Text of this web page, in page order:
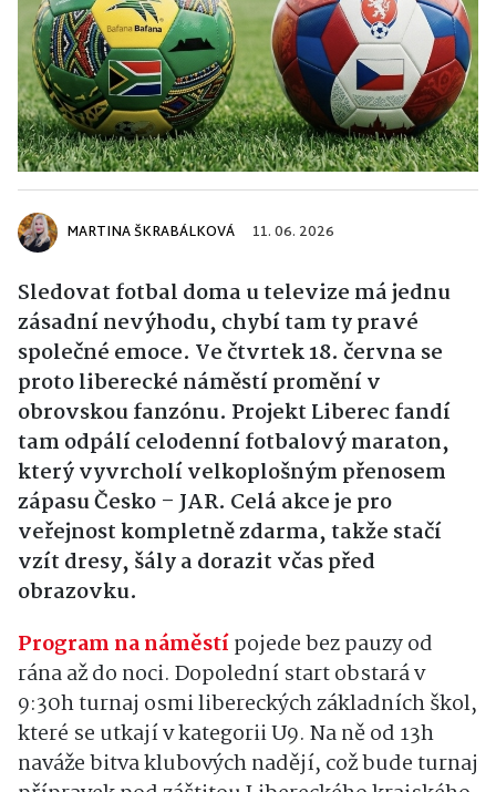
MARTINA ŠKRABÁLKOVÁ 11. 06. 2026
Sledovat fotbal doma u televize má jednu
zásadní nevýhodu, chybí tam ty pravé
společné emoce. Ve čtvrtek 18. června se
proto liberecké náměstí promění v
obrovskou fanzónu. Projekt Liberec fandí
tam odpálí celodenní fotbalový maraton,
který vyvrcholí velkoplošným přenosem
zápasu Česko – JAR. Celá akce je pro
veřejnost kompletně zdarma, takže stačí
vzít dresy, šály a dorazit včas před
obrazovku.
Program na náměstípojede bez pauzy od
rána až do noci. Dopolední start obstará v
9:30h turnaj osmi libereckých základních škol,
které se utkají v kategorii U9. Na ně od 13h
naváže bitva klubových nadějí, což bude turnaj